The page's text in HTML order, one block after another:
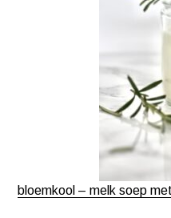
bloemkool – melk soep